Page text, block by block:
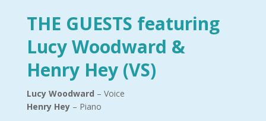
THE GUESTS featuring
Lucy Woodward &
Henry Hey (VS)
Lucy Woodward – Voice
Henry Hey – Piano